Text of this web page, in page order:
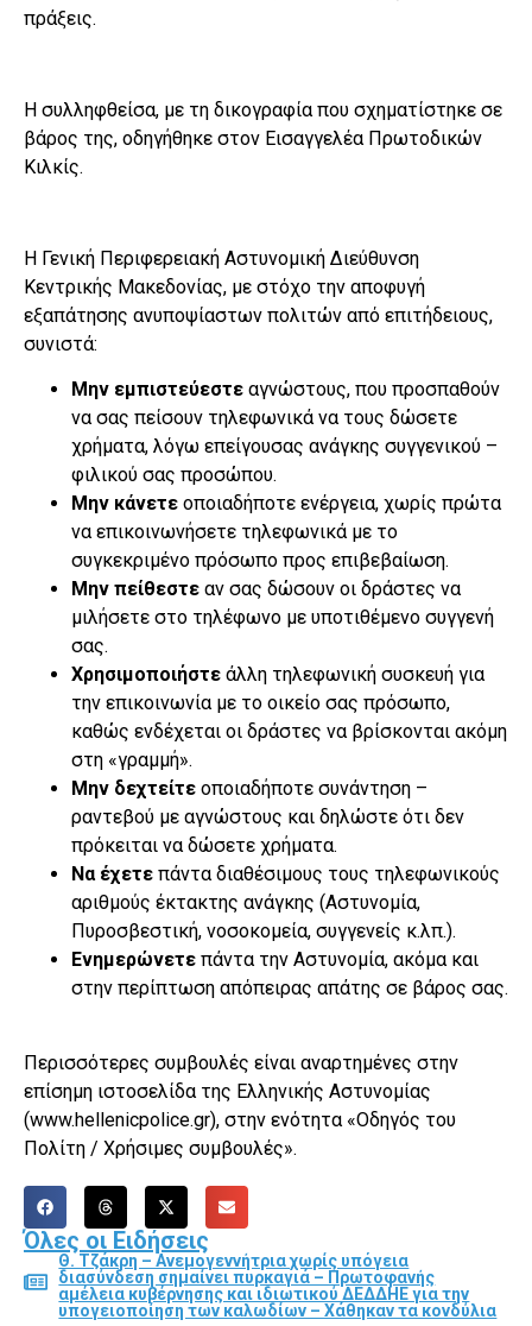
πράξεις.
Η συλληφθείσα, με τη δικογραφία που σχηματίστηκε σε
βάρος της, οδηγήθηκε στον Εισαγγελέα Πρωτοδικών
Κιλκίς.
Η Γενική Περιφερειακή Αστυνομική Διεύθυνση
Κεντρικής Μακεδονίας, με στόχο την αποφυγή
εξαπάτησης ανυποψίαστων πολιτών από επιτήδειους,
συνιστά:
Μην εμπιστεύεστε αγνώστους, που προσπαθούν
να σας πείσουν τηλεφωνικά να τους δώσετε
χρήματα, λόγω επείγουσας ανάγκης συγγενικού –
φιλικού σας προσώπου.
Μην κάνετε οποιαδήποτε ενέργεια, χωρίς πρώτα
να επικοινωνήσετε τηλεφωνικά με το
συγκεκριμένο πρόσωπο προς επιβεβαίωση.
Μην πείθεστε αν σας δώσουν οι δράστες να
μιλήσετε στο τηλέφωνο με υποτιθέμενο συγγενή
σας.
Χρησιμοποιήστε άλλη τηλεφωνική συσκευή για
την επικοινωνία με το οικείο σας πρόσωπο,
καθώς ενδέχεται οι δράστες να βρίσκονται ακόμη
στη «γραμμή».
Μην δεχτείτε οποιαδήποτε συνάντηση –
ραντεβού με αγνώστους και δηλώστε ότι δεν
πρόκειται να δώσετε χρήματα.
Να έχετε πάντα διαθέσιμους τους τηλεφωνικούς
αριθμούς έκτακτης ανάγκης (Αστυνομία,
Πυροσβεστική, νοσοκομεία, συγγενείς κ.λπ.).
Ενημερώνετε πάντα την Αστυνομία, ακόμα και
στην περίπτωση απόπειρας απάτης σε βάρος σας.
Περισσότερες συμβουλές είναι αναρτημένες στην
επίσημη ιστοσελίδα της Ελληνικής Αστυνομίας
(www.hellenicpolice.gr), στην ενότητα «Οδηγός του
Πολίτη / Χρήσιμες συμβουλές».
Όλες οι Ειδήσεις
Θ. Τζάκρη – Ανεμογεννήτρια χωρίς υπόγεια
διασύνδεση σημαίνει πυρκαγιά – Πρωτοφανής
αμέλεια κυβέρνησης και ιδιωτικού ΔΕΔΔΗΕ για την
υπογειοποίηση των καλωδίων – Χάθηκαν τα κονδύλια